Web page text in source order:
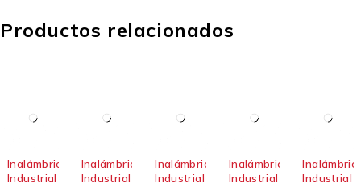
Productos relacionados
Inalámbrico
Industrial
Inalámbrico
Industrial
Inalámbrico
Industrial
Inalámbrico
Industrial
Industrial